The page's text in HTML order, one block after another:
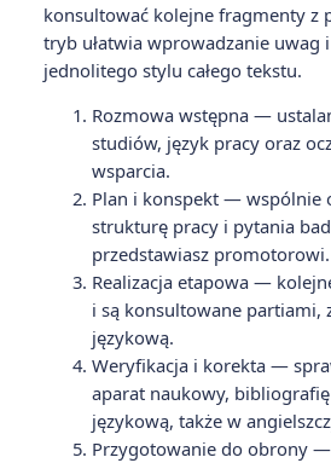
konsultować kolejne fragmenty z
tryb ułatwia wprowadzanie uwag
jednolitego stylu całego tekstu.
Rozmowa wstępna —
studiów, język pracy oraz
wsparcia.
Plan i konspekt — wspólnie
strukturę pracy i pytania
przedstawiasz promotorowi.
Realizacja etapowa —
i są konsultowane partiami,
językową.
Weryfikacja i korekta —
aparat naukowy,
językową, także w
Przygotowanie do obrony